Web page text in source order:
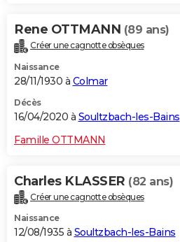
Rene OTTMANN (89 ans)
Créer une cagnotte obsèques
Naissance
28/11/1930 à Colmar
Décès
16/04/2020 à Soultzbach-les-Bains
Famille OTTMANN
Charles KLASSER (82 ans)
Créer une cagnotte obsèques
Naissance
12/08/1935 à Soultzbach-les-Bains